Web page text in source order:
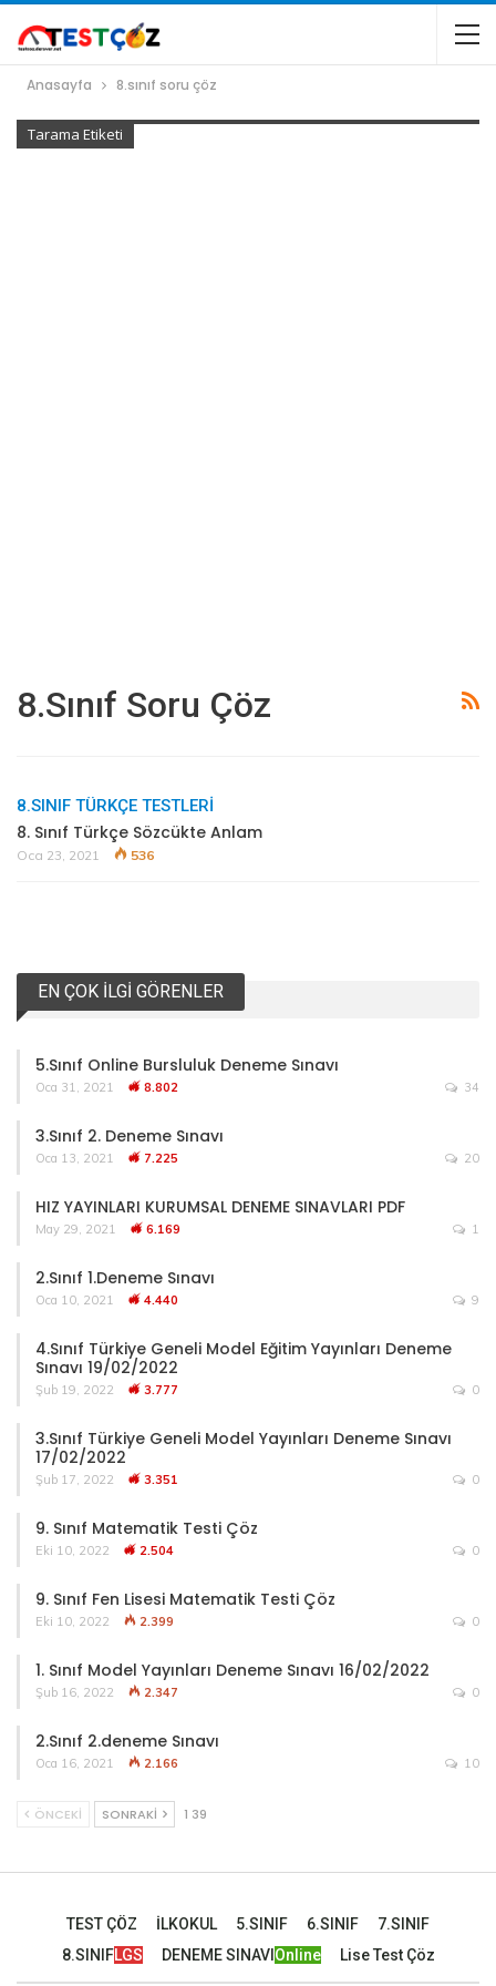
Anasayfa 8.sınıf soru çöz
Tarama Etiketi
8.sınıf Soru Çöz
8.SINIF TÜRKÇE TESTLERİ
8. Sınıf Türkçe Sözcükte Anlam
Oca 23, 2021 536
EN ÇOK İLGI GÖRENLER
5.Sınıf Online Bursluluk Deneme Sınavı
Oca 31, 2021 8.802 34
3.Sınıf 2. Deneme Sınavı
Oca 13, 2021 7.225 20
HIZ YAYINLARI KURUMSAL DENEME SINAVLARI PDF
May 29, 2021 6.169 1
2.Sınıf 1.Deneme Sınavı
Oca 10, 2021 4.440 9
4.Sınıf Türkiye Geneli Model Eğitim Yayınları Deneme
Sınavı 19/02/2022
Şub 19, 2022 3.777 0
3.Sınıf Türkiye Geneli Model Yayınları Deneme Sınavı
17/02/2022
Şub 17, 2022 3.351 0
9. Sınıf Matematik Testi Çöz
Eki 10, 2022 2.504 0
9. Sınıf Fen Lisesi Matematik Testi Çöz
Eki 10, 2022 2.399 0
1. Sınıf Model Yayınları Deneme Sınavı 16/02/2022
Şub 16, 2022 2.347 0
2.Sınıf 2.deneme Sınavı
Oca 16, 2021 2.166 10
ÖNCEKI SONRAKI 1 39
TEST ÇÖZ İLKOKUL 5.SINIF 6.SINIF
7.SINIF
8.SINIFLGS DENEME SINAVI Online Lise Test Çöz